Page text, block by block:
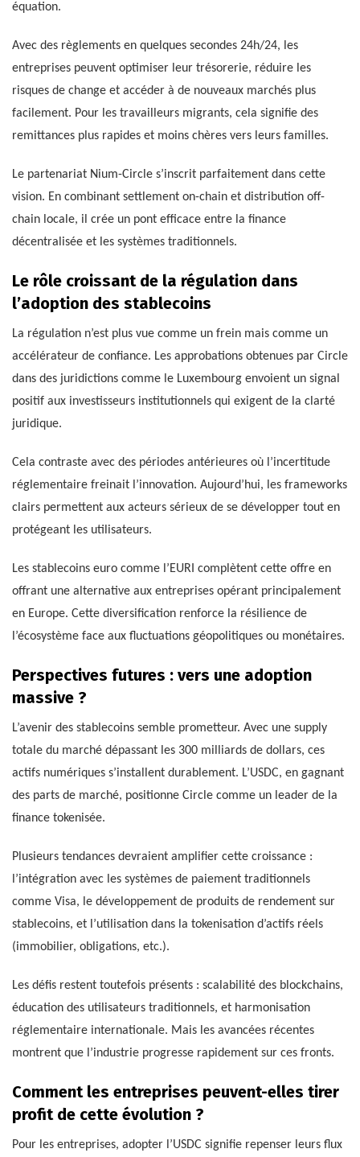
équation.
Avec des règlements en quelques secondes 24h/24, les
entreprises peuvent optimiser leur trésorerie, réduire les
risques de change et accéder à de nouveaux marchés plus
facilement. Pour les travailleurs migrants, cela signifie des
remittances plus rapides et moins chères vers leurs familles.
Le partenariat Nium-Circle s’inscrit parfaitement dans cette
vision. En combinant settlement on-chain et distribution off-
chain locale, il crée un pont efficace entre la finance
décentralisée et les systèmes traditionnels.
Le rôle croissant de la régulation dans
l’adoption des stablecoins
La régulation n’est plus vue comme un frein mais comme un
accélérateur de confiance. Les approbations obtenues par Circle
dans des juridictions comme le Luxembourg envoient un signal
positif aux investisseurs institutionnels qui exigent de la clarté
juridique.
Cela contraste avec des périodes antérieures où l’incertitude
réglementaire freinait l’innovation. Aujourd’hui, les frameworks
clairs permettent aux acteurs sérieux de se développer tout en
protégeant les utilisateurs.
Les stablecoins euro comme l’EURI complètent cette offre en
offrant une alternative aux entreprises opérant principalement
en Europe. Cette diversification renforce la résilience de
l’écosystème face aux fluctuations géopolitiques ou monétaires.
Perspectives futures : vers une adoption
massive ?
L’avenir des stablecoins semble prometteur. Avec une supply
totale du marché dépassant les 300 milliards de dollars, ces
actifs numériques s’installent durablement. L’USDC, en gagnant
des parts de marché, positionne Circle comme un leader de la
finance tokenisée.
Plusieurs tendances devraient amplifier cette croissance :
l’intégration avec les systèmes de paiement traditionnels
comme Visa, le développement de produits de rendement sur
stablecoins, et l’utilisation dans la tokenisation d’actifs réels
(immobilier, obligations, etc.).
Les défis restent toutefois présents : scalabilité des blockchains,
éducation des utilisateurs traditionnels, et harmonisation
réglementaire internationale. Mais les avancées récentes
montrent que l’industrie progresse rapidement sur ces fronts.
Comment les entreprises peuvent-elles tirer
profit de cette évolution ?
Pour les entreprises, adopter l’USDC signifie repenser leurs flux